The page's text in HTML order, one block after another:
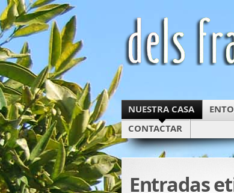
NUESTRA CASA
CONTACTAR
Entradas